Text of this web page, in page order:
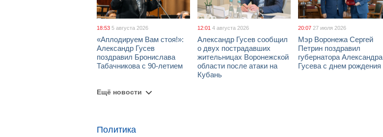
18:53 5 августа 2026
«Аплодируем Вам стоя!»:
Александр Гусев
поздравил Бронислава
Табачникова с 90-летием
12:01 4 августа 2026
Александр Гусев сообщил
о двух пострадавших
жительницах Воронежской
области после атаки на
Кубань
20:07 27 июля 2026
Мэр Воронежа Сергей
Петрин поздравил
губернатора Александра
Гусева с днем рождения
Ещё новости
Политика